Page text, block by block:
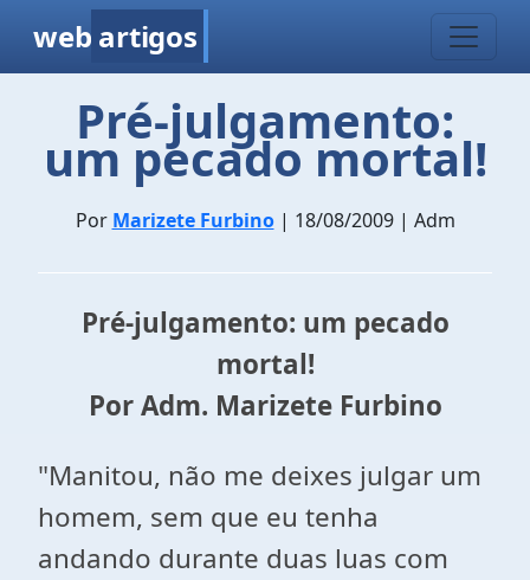
web artigos
Pré-julgamento:
um pecado mortal!
Por Marizete Furbino| 18/08/2009 | Adm
Pré-julgamento: um pecado
mortal!
Por Adm. Marizete Furbino
"Manitou, não me deixes julgar um
homem, sem que eu tenha
andando durante duas luas com